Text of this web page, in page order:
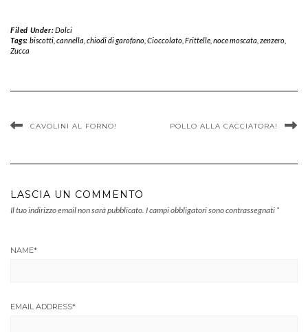
Filed Under:Dolci
Tags: biscotti, cannella chiodi di garofano, Cioccolato, Frittelle, noce moscata zenzero,
Zucca
CAVOLINI AL FORNO! POLLO ALLA CACCIATORA!
LASCIA UN COMMENTO
Il tuo indirizzo email non sarà pubblicato. I campi obbligatori sono contrassegnati *
NAME*
EMAIL ADDRESS*